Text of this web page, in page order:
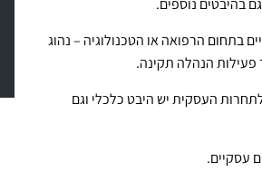
בהיבטים נוספים.
הרפואה או הטכנולוגיה – נהוג
פעילות הנהלה תקינה.
העסקית יש היבט כלכלי וגם
עסקיים.